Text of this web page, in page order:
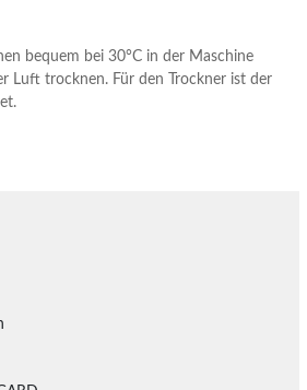
bequem bei 30°C in der Maschine
Luft trocknen. Für den Trockner ist der